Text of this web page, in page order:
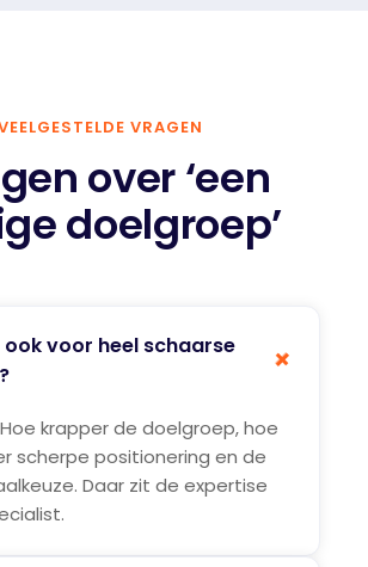
VRAGEN
over ‘een
doelgroep’
voor heel schaarse
+
krapper de doelgroep, hoe
scherpe positionering en de
Daar zit de expertise